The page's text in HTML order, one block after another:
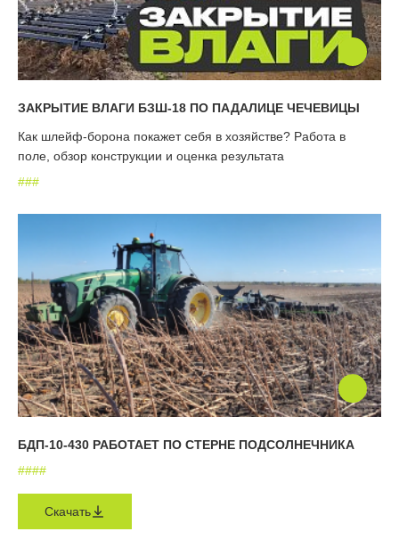
ЗАКРЫТИЕ ВЛАГИ БЗШ-18 ПО ПАДАЛИЦЕ ЧЕЧЕВИЦЫ
Как шлейф-борона покажет себя в хозяйстве? Работа в
поле, обзор конструкции и оценка результата
###
БДП-10-430 РАБОТАЕТ ПО СТЕРНЕ ПОДСОЛНЕЧНИКА
####
Скачать